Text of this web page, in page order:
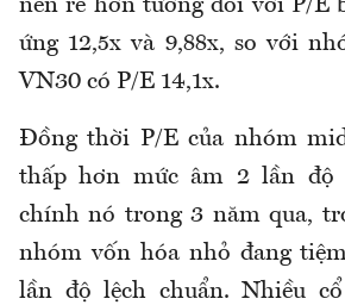
nên rẻ hơn tương đối với P/E
ứng 12,5x và 9,88x, so với
VN30 có P/E 14,1x.
Đồng thời P/E của nhóm
thấp hơn mức âm 2 lần độ
chính nó trong 3 năm qua,
nhóm vốn hóa nhỏ đang
lần độ lệch chuẩn. Nhiều